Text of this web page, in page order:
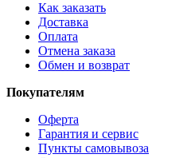
Как заказать
Доставка
Оплата
Отмена заказа
Обмен и возврат
Покупателям
Оферта
Гарантия и сервис
Пункты самовывоза